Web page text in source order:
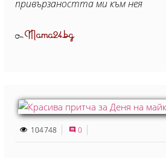
привързаността ми към нея
ОтMama24.bg
104748
0